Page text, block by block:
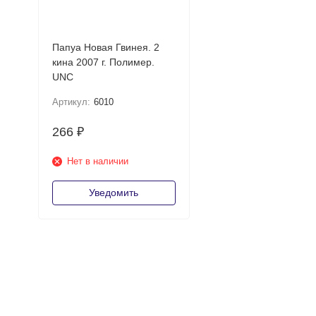
Папуа Новая Гвинея. 2
кина 2007 г. Полимер.
UNC
Артикул: 6010
266 ₽
Нет в наличии
Уведомить